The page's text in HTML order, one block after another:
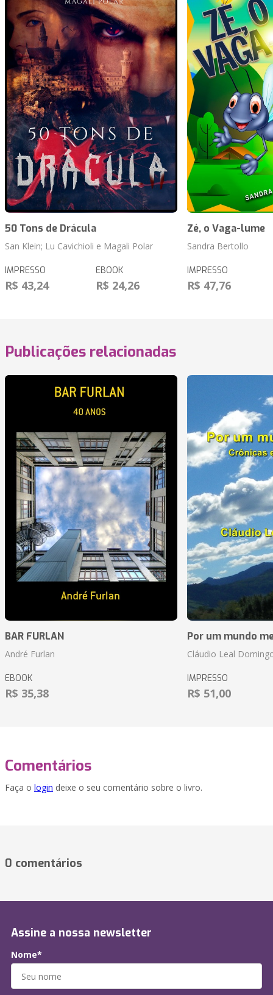
50 Tons de Drácula
San Klein; Lu Cavichioli e Magali Polar
IMPRESSO
R$ 43,24
EBOOK
R$ 24,26
Zé, o Vaga-lume
Sandra Bertollo
IMPRESSO
R$ 47,76
Publicações relacionadas
BAR FURLAN
André Furlan
EBOOK
R$ 35,38
Por um mundo
Cláudio Leal
IMPRESSO
R$ 51,00
Comentários
Faça o login deixe o seu comentário sobre o livro.
0 comentários
Assine a nossa newsletter
Nome*